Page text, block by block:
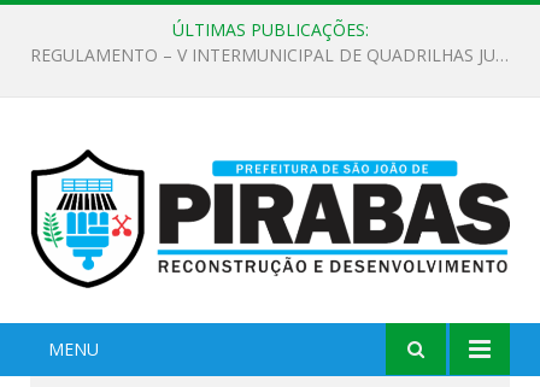
ÚLTIMAS PUBLICAÇÕES:
EDITAL DE CHAMAMENTO PÚBLICO Nº 02/2026
MENU